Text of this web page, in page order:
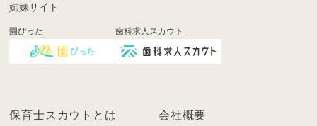
く
ン
姉妹サイト
園ぴった 歯科求人スカウト
保育士スカウトとは 会社概要